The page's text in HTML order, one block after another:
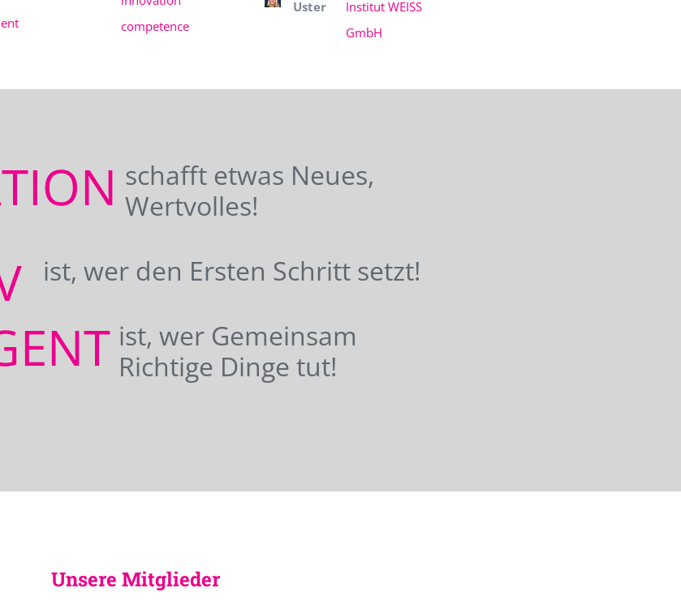
competence
Uster
Institut WEISS
GmbH
schafft etwas Neues,
Wertvolles!
ist, wer den Ersten Schritt setzt!
ist, wer Gemeinsam
Richtige Dinge tut!
Unsere Mitglieder